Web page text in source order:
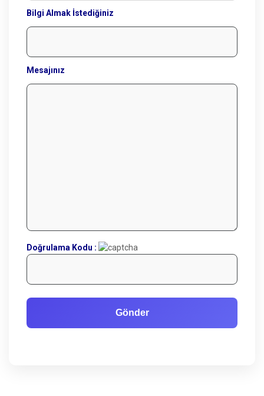
Bilgi Almak İstediğiniz
Mesajınız
Doğrulama Kodu :